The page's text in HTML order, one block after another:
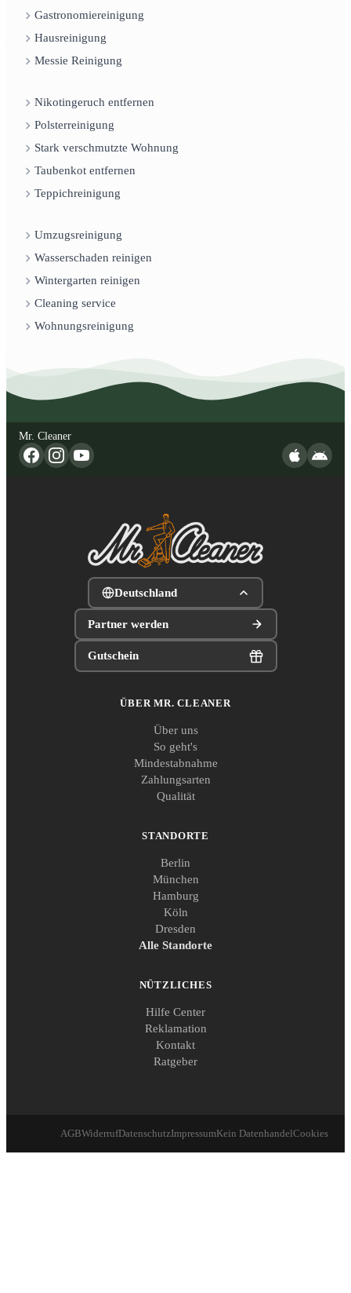
Gastronomiereinigung
Hausreinigung
Messie Reinigung
Nikotingeruch entfernen
Polsterreinigung
Stark verschmutzte Wohnung
Taubenkot entfernen
Teppichreinigung
Umzugsreinigung
Wasserschaden reinigen
Wintergarten reinigen
Cleaning service
Wohnungsreinigung
Mr. Cleaner
Deutschland
Partner werden
Gutschein
ÜBER MR. CLEANER
Über uns
So geht's
Mindestabnahme
Zahlungsarten
Qualität
STANDORTE
Berlin
München
Hamburg
Köln
Dresden
Alle Standorte
NÜTZLICHES
Hilfe Center
Reklamation
Kontakt
Ratgeber
AGBWiderrufDatenschutzImpressumKein DatenhandelCookies